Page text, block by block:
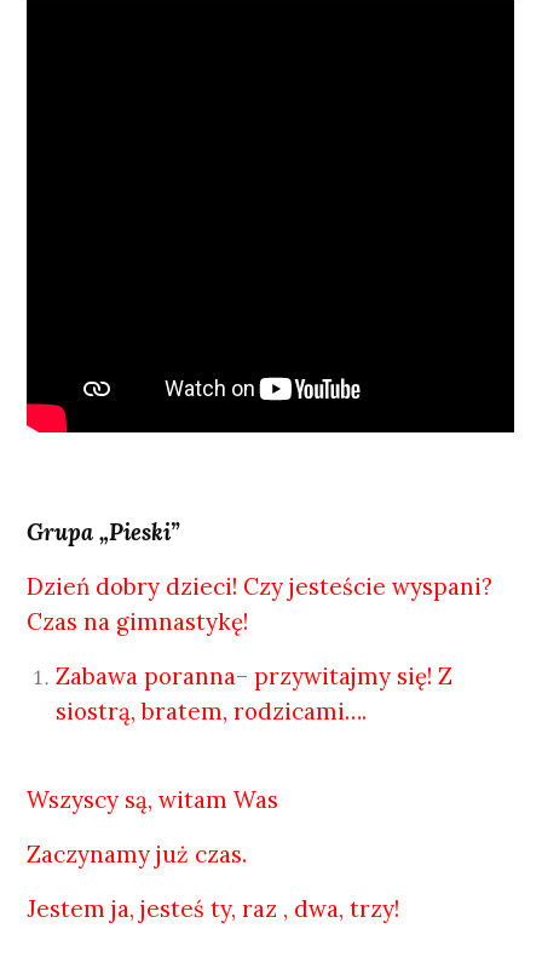
Grupa „Pieski”
Dzień dobry dzieci! Czy jesteście wyspani?
Czas na gimnastykę!
Zabawa poranna– przywitajmy się! Z
siostrą, bratem, rodzicami….
Wszyscy są, witam Was
Zaczynamy już czas.
Jestem ja, jesteś ty, raz , dwa, trzy!